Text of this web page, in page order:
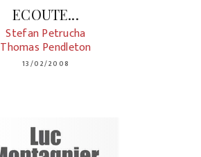
ECOUTE...
Stefan Petrucha
Thomas Pendleton
13/02/2008